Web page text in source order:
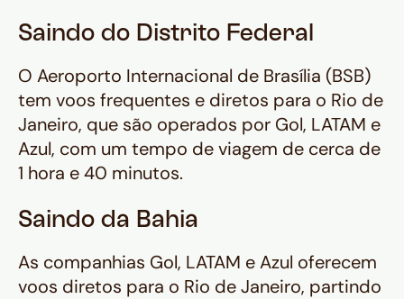
Saindo do Distrito Federal
O Aeroporto Internacional de Brasília (BSB)
tem voos frequentes e diretos para o Rio de
Janeiro, que são operados por Gol, LATAM e
Azul, com um tempo de viagem de cerca de
1 hora e 40 minutos.
Saindo da Bahia
As companhias Gol, LATAM e Azul oferecem
voos diretos para o Rio de Janeiro, partindo